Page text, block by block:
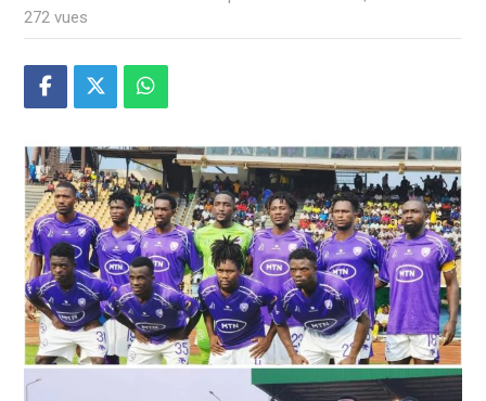
272 vues